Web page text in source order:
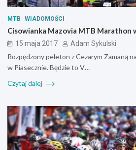
MTB WIADOMOŚCI
Cisowianka Mazovia MTB Marathon
15 maja 2017 Adam Sykulski
Rozpędzony peleton z Cezarym Zamaną
w Piasecznie. Będzie to V…
Czytaj dalej